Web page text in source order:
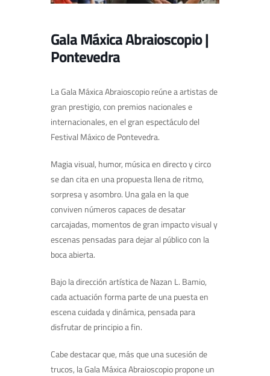
Gala Máxica Abraioscopio |
Pontevedra
La Gala Máxica Abraioscopio reúne a artistas de
gran prestigio, con premios nacionales e
internacionales, en el gran espectáculo del
Festival Máxico de Pontevedra.
Magia visual, humor, música en directo y circo
se dan cita en una propuesta llena de ritmo,
sorpresa y asombro. Una gala en la que
conviven números capaces de desatar
carcajadas, momentos de gran impacto visual y
escenas pensadas para dejar al público con la
boca abierta.
Bajo la dirección artística de Nazan L. Bamio,
cada actuación forma parte de una puesta en
escena cuidada y dinámica, pensada para
disfrutar de principio a fin.
Cabe destacar que, más que una sucesión de
trucos, la Gala Máxica Abraioscopio propone un